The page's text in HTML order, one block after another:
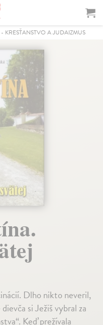
KRESŤANSTVO A JUDAIZMUS
Dlho nikto neveril,
si Ježiš vybral za
Keď prežívala